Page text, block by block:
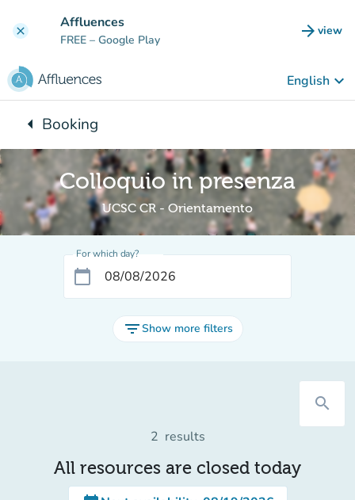
clear Affluences
FREE – Google Play arrow_forward view
(new
English keyboard_arrow_down
arrow_leftBack to:
Booking
Colloquio in presenza
UCSC CR - Orientamento
For which day?
calendar_today
filter_listShow more filters
search
2 results
All resources are closed today